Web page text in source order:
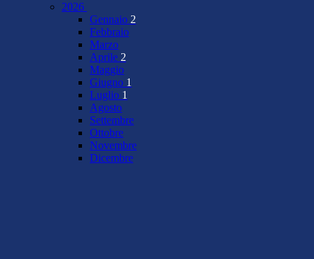
2026
Gennaio 2
Febbraio
Marzo
Aprile 2
Maggio
Giugno 1
Luglio 1
Agosto
Settembre
Ottobre
Novembre
Dicembre